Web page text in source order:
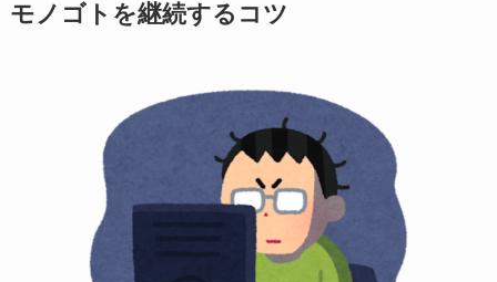
モノゴトを継続するコツ